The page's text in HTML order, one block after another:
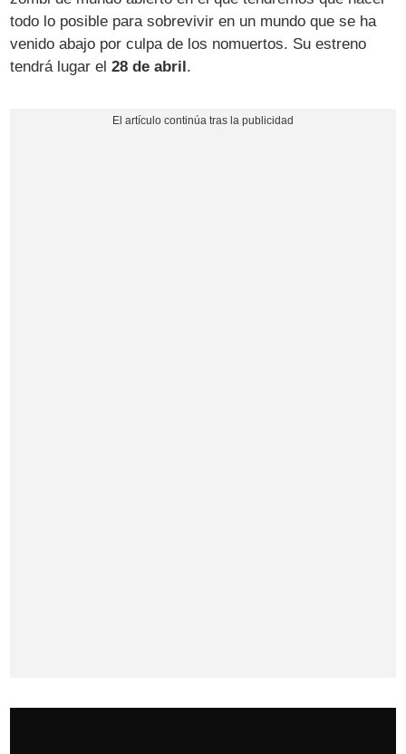
todo lo posible para sobrevivir en un mundo que se ha
venido abajo por culpa de los nomuertos. Su estreno
tendrá lugar el28 de abril.